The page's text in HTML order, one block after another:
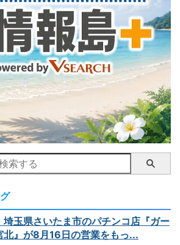
埼玉県さいたま市のパチンコ店『ガー
北』が8月16日の営業をもっ...